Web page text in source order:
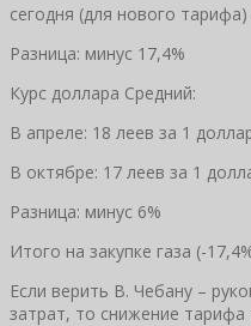
сегодня (для нового
Разница: минус 17,4%
Курс доллара Средний:
В апреле: 18 леев за 1
В октябре: 17 леев за 1
Разница: минус 6%
Итого на закупке газа (-
Если верить В. Чебану –
затрат, то снижение тарифа